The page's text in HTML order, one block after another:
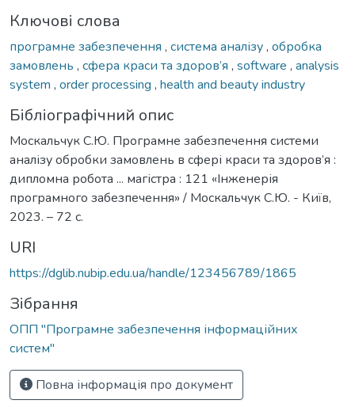
Ключові слова
програмне забезпечення , система аналізу, обробка
замовлень , сфера краси та здоров’я , software , analysis
system , order processing , health and beauty industry
Бібліографічний опис
Москальчук С.Ю. Програмне забезпечення системи
аналізу обробки замовлень в сфері краси та здоров’я :
дипломна робота ... магістра : 121 «Інженерія
програмного забезпечення» / Москальчук С.Ю. - Київ,
2023. – 72 с.
URI
https://dglib.nubip.edu.ua/handle/123456789/1865
Зібрання
ОПП "Програмне забезпечення інформаційних
систем"
Повна інформація про документ